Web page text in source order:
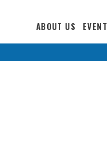
ABOUT US EVENT